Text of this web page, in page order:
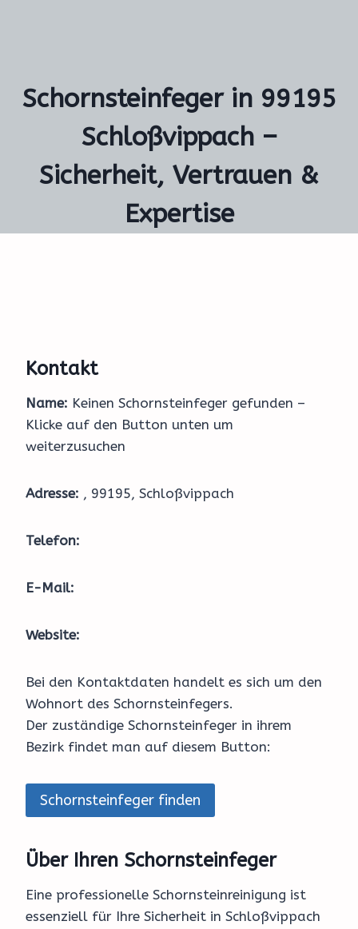
Schornsteinfeger in 99195
Schloßvippach –
Sicherheit, Vertrauen &
Expertise
Kontakt
Name: Keinen Schornsteinfeger gefunden –
Klicke auf den Button unten um
weiterzusuchen
Adresse: , 99195, Schloßvippach
Telefon:
E-Mail:
Website:
Bei den Kontaktdaten handelt es sich um den
Wohnort des Schornsteinfegers.
Der zuständige Schornsteinfeger in ihrem
Bezirk findet man auf diesem Button:
Schornsteinfeger finden
Über Ihren Schornsteinfeger
Eine professionelle Schornsteinreinigung ist
essenziell für Ihre Sicherheit in Schloßvippach